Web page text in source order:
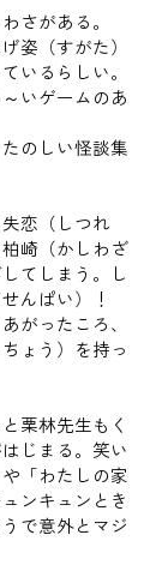
さがある。
姿（すがた）
いるらしい。
いゲームのあ
のしい怪談集
恋（しつれ
崎（かしわざ
てしまう。し
せんぱい）！
がったころ、
ょう）を持っ
栗林先生もく
じまる。笑い
「わたしの家
ンキュンとき
で意外とマジ